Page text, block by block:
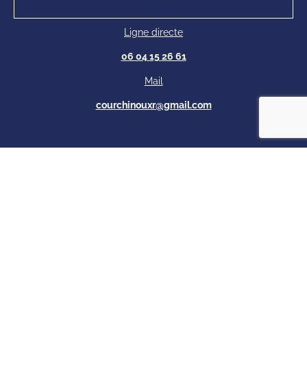
Ligne directe
06 04 15 26 61
Mail
courchinouxr@gmail.com